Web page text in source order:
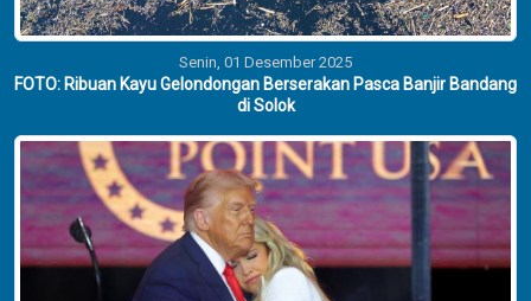
Senin, 01 Desember 2025
FOTO: Ribuan Kayu Gelondongan Berserakan Pasca Banjir Bandang
di Solok